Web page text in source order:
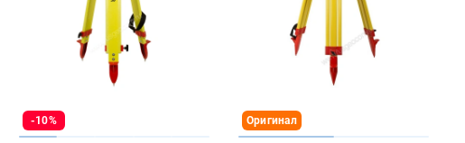
-10% Оригинал